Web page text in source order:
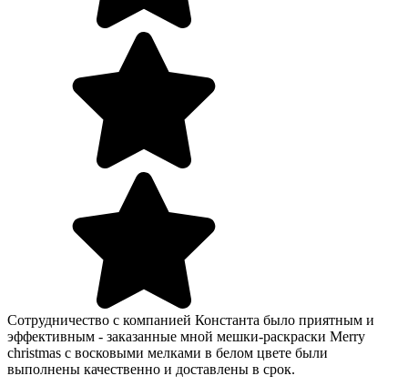
Сотрудничество с компанией Константа было приятным и
эффективным - заказанные мной мешки-раскраски Merry
christmas с восковыми мелками в белом цвете были
выполнены качественно и доставлены в срок.